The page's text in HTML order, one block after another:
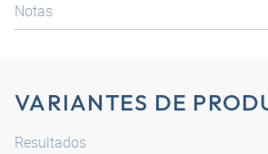
Notas
VARIANTES DE
Resultados